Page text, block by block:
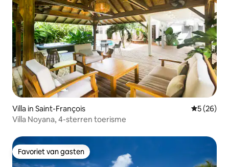
Villa in Saint-François
5 (26)
Villa Noyana, 4-sterren toerisme
Favoriet van gasten
Favoriet van gasten